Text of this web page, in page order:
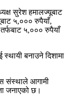
सुरेश हमालज्यूबाट
५,००० रुपैयाँ,
५,००० रुपैयाँ
बनाउने दिशामा
संस्थाले आगामी
जनाएको छ।